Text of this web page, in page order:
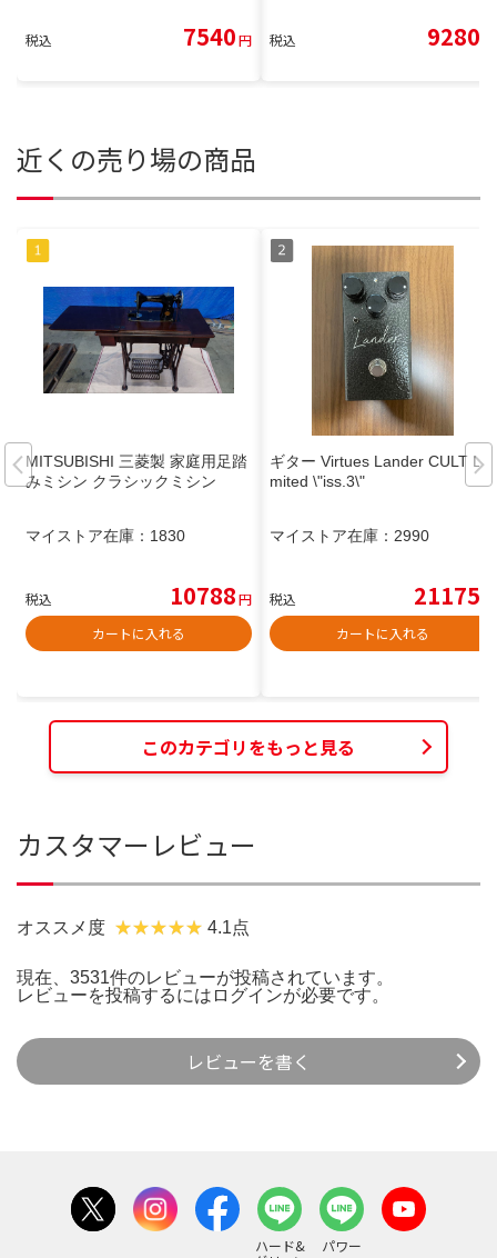
税込 7540円 税込 9280
近くの売り場の商品
MITSUBISHI 三菱製 家庭用足踏
みミシン クラシックミシン
マイストア在庫： 1830
税込 10788円
カートに入れる
ギター Virtues Lander CULT Li
mited \"iss.3\"
マイストア在庫： 2990
税込 21175
カートに入れる
このカテゴリをもっと見る
カスタマーレビュー
オススメ度 4.1点
現在、3531件のレビューが投稿されています。
レビューを投稿するには ログインが必要です。
レビューを書く
ハード&
パワー